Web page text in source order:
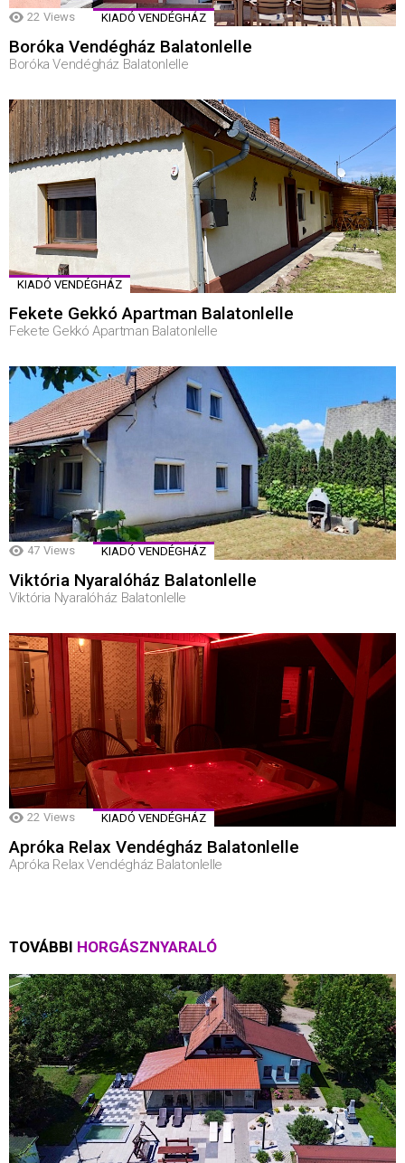
22 Views KIADÓ VENDÉGHÁZ
Boróka Vendégház Balatonlelle
Boróka Vendégház Balatonlelle
KIADÓ VENDÉGHÁZ
Fekete Gekkó Apartman Balatonlelle
Fekete Gekkó Apartman Balatonlelle
47 Views KIADÓ VENDÉGHÁZ
Viktória Nyaralóház Balatonlelle
Viktória Nyaralóház Balatonlelle
22 Views KIADÓ VENDÉGHÁZ
Apróka Relax Vendégház Balatonlelle
Apróka Relax Vendégház Balatonlelle
TOVÁBBI HORGÁSZNYARALÓ